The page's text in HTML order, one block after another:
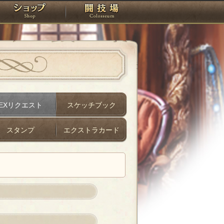
タジオ ショップ 闘技場
リクエスト スケッチブック
スタンプ エクストラカード